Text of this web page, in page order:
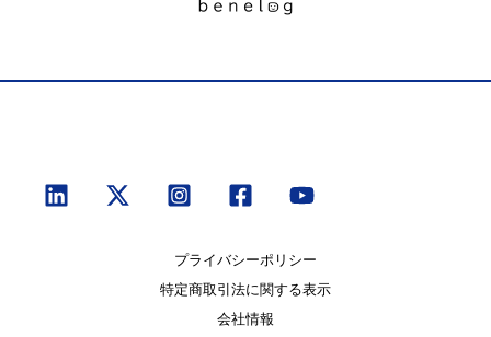
プライバシーポリシー
特定商取引法に関する表示
会社情報